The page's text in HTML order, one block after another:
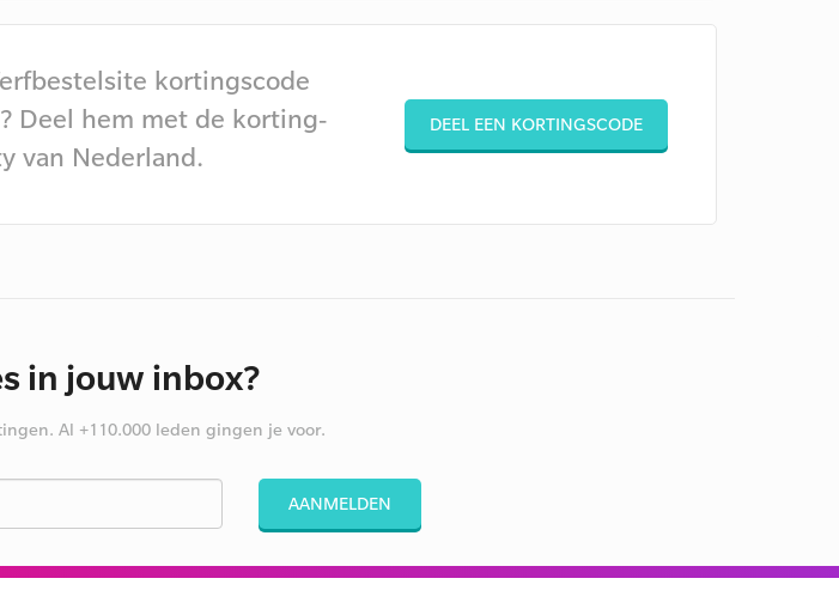
kortingscode
Deel hem met de korting-
van Nederland.
DEEL EEN KORTINGSCODE
in jouw inbox?
Al +110.000 leden gingen je voor.
AANMELDEN